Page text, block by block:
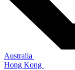
Australia
Hong Kong